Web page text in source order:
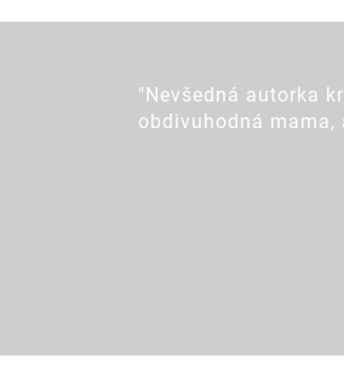
"Nevšedná autorka
obdivuhodná